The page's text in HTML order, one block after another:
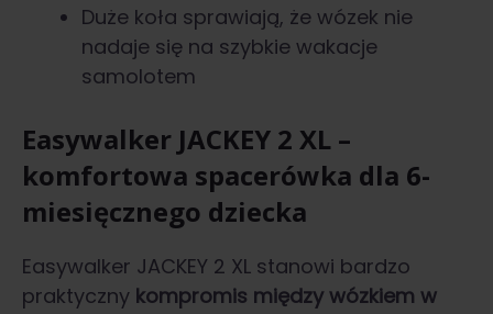
Duże koła sprawiają, że wózek nie
nadaje się na szybkie wakacje
samolotem
Easywalker JACKEY 2 XL –
komfortowa spacerówka dla 6-
miesięcznego dziecka
Easywalker JACKEY 2 XL stanowi bardzo
praktyczny kompromis między wózkiem w